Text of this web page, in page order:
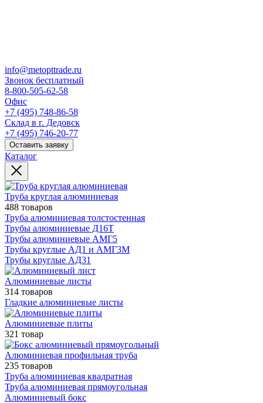
info@metopttrade.ru
Звонок бесплатный
8-800-505-62-58
Офис
+7 (495) 748-86-58
Склад в г. Дедовск
+7 (495) 746-20-77
Оставить заявку
Каталог
Труба круглая алюминиевая
488 товаров
Труба алюминиевая толстостенная
Трубы алюминиевые Д16Т
Трубы алюминиевые АМГ5
Трубы круглые АД1 и АМГ3М
Трубы круглые АД31
Алюминиевые листы
314 товаров
Гладкие алюминиевые листы
Алюминиевые плиты
321 товар
Алюминиевая профильная труба
235 товаров
Труба алюминиевая квадратная
Труба алюминиевая прямоугольная
Алюминиевый бокс